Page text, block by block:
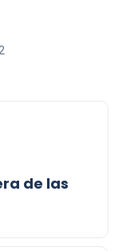
de las